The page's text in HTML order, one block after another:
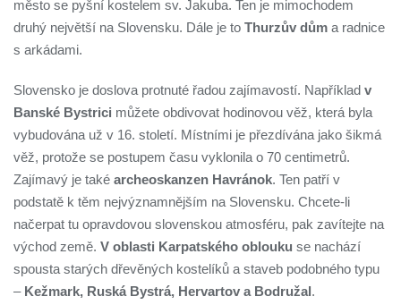
město se pyšní kostelem sv. Jakuba. Ten je mimochodem
druhý největší na Slovensku. Dále je to Thurzův dům a radnice
s arkádami.
Slovensko je doslova protnuté řadou zajímavostí. Například v
Banské Bystrici můžete obdivovat hodinovou věž, která byla
vybudována už v 16. století. Místními je přezdívána jako šikmá
věž, protože se postupem času vyklonila o 70 centimetrů.
Zajímavý je také archeoskanzen Havránok. Ten patří v
podstatě k těm nejvýznamnějším na Slovensku. Chcete-li
načerpat tu opravdovou slovenskou atmosféru, pak zavítejte na
východ země. V oblasti Karpatského oblouku se nachází
spousta starých dřevěných kostelíků a staveb podobného typu
– Kežmark, Ruská Bystrá, Hervartov a Bodružal.